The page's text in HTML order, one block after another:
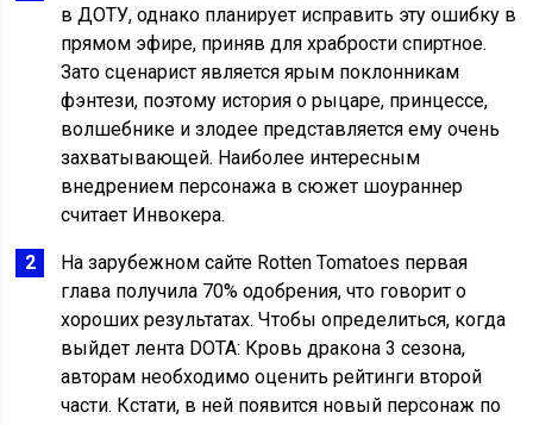
в ДОТУ, однако планирует исправить эту ошибку в
прямом эфире, приняв для храбрости спиртное.
Зато сценарист является ярым поклонникам
фэнтези, поэтому история о рыцаре, принцессе,
волшебнике и злодее представляется ему очень
захватывающей. Наиболее интересным
внедрением персонажа в сюжет шоураннер
считает Инвокера.
На зарубежном сайте Rotten Tomatoes первая
глава получила 70% одобрения, что говорит о
хороших результатах. Чтобы определиться, когда
выйдет лента DOTA: Кровь дракона 3 сезона,
авторам необходимо оценить рейтинги второй
части. Кстати, в ней появится новый персонаж по